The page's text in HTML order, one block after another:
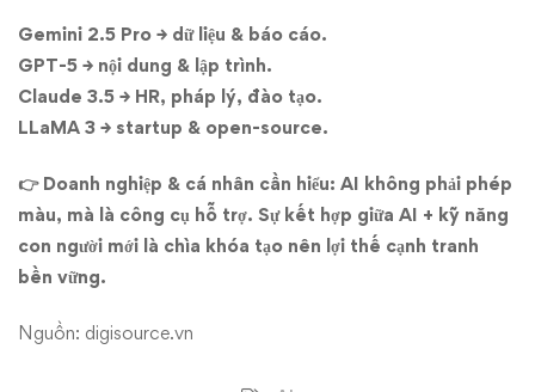
Gemini 2.5 Pro → dữ liệu & báo cáo.
GPT-5 → nội dung & lập trình.
Claude 3.5 → HR, pháp lý, đào tạo.
LLaMA 3 → startup & open-source.
👉 Doanh nghiệp & cá nhân cần hiểu: AI không phải phép
màu, mà là công cụ hỗ trợ. Sự kết hợp giữa AI + kỹ năng
con người mới là chìa khóa tạo nên lợi thế cạnh tranh
bền vững.
Nguồn: digisource.vn